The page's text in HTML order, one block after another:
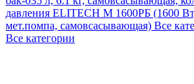
давления ELITECH М 1600РБ (1600
мет.помпа, самовсасывающая) Все
Все категории